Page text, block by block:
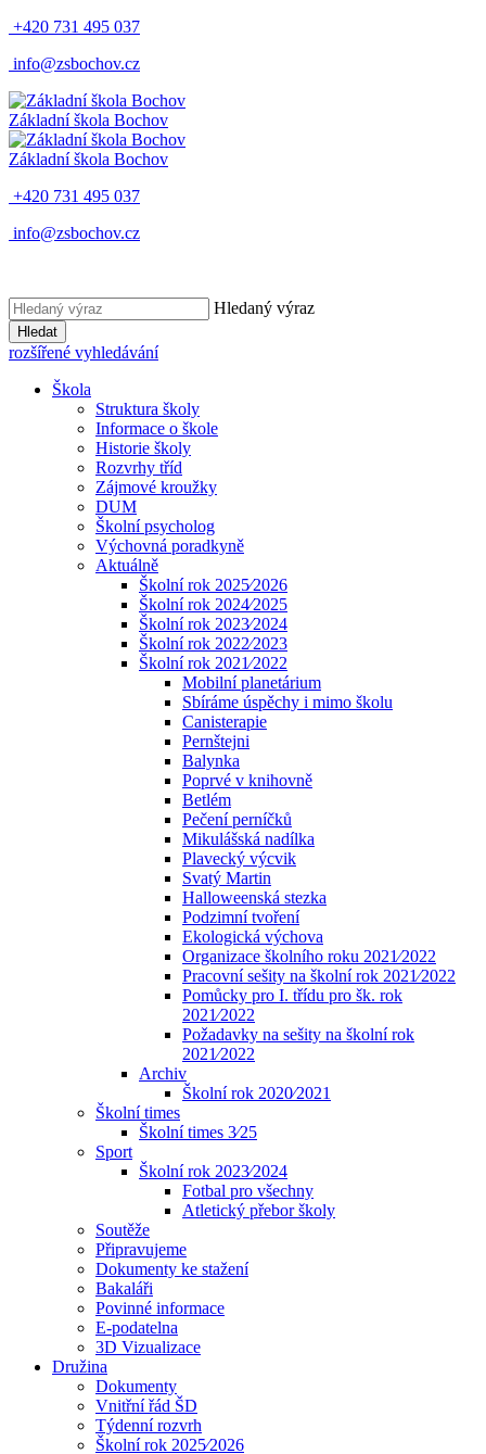
+420 731 495 037
info@zsbochov.cz
Základní škola Bochov
Základní škola Bochov
+420 731 495 037
info@zsbochov.cz
Hledaný výraz
Hledat
rozšířené vyhledávání
Škola
Struktura školy
Informace o škole
Historie školy
Rozvrhy tříd
Zájmové kroužky
DUM
Školní psycholog
Výchovná poradkyně
Aktuálně
Školní rok 2025⁄2026
Školní rok 2024⁄2025
Školní rok 2023⁄2024
Školní rok 2022⁄2023
Školní rok 2021⁄2022
Mobilní planetárium
Sbíráme úspěchy i mimo školu
Canisterapie
Pernštejni
Balynka
Poprvé v knihovně
Betlém
Pečení perníčků
Mikulášská nadílka
Plavecký výcvik
Svatý Martin
Halloweenská stezka
Podzimní tvoření
Ekologická výchova
Organizace školního roku 2021⁄2022
Pracovní sešity na školní rok 2021⁄2022
Pomůcky pro I. třídu pro šk. rok
2021⁄2022
Požadavky na sešity na školní rok
2021⁄2022
Archiv
Školní rok 2020⁄2021
Školní times
Školní times 3⁄25
Sport
Školní rok 2023⁄2024
Fotbal pro všechny
Atletický přebor školy
Soutěže
Připravujeme
Dokumenty ke stažení
Bakaláři
Povinné informace
E-podatelna
3D Vizualizace
Družina
Dokumenty
Vnitřní řád ŠD
Týdenní rozvrh
Školní rok 2025⁄2026